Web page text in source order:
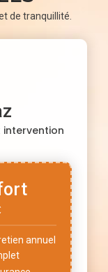
de tranquillité.
annuel